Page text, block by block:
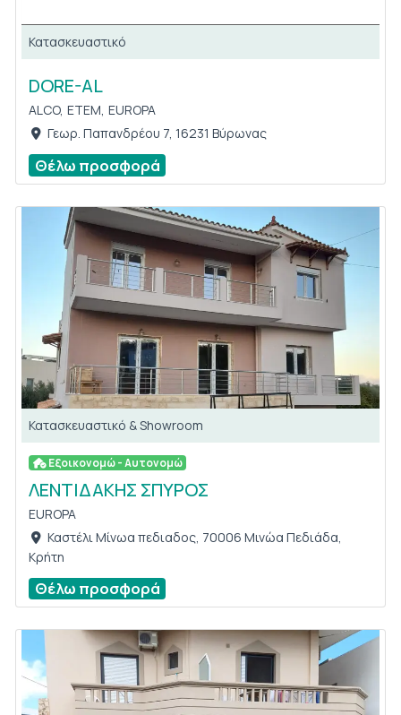
Κατασκευαστικό
DORE-AL
ALCO, ETEM, EUROPA
Γεωρ. Παπανδρέου 7, 16231 Βύρωνας
Θέλω προσφορά
Κατασκευαστικό & Showroom
Εξοικονομώ - Αυτονομώ
ΛΕΝΤΙΔΑΚΗΣ ΣΠΥΡΟΣ
EUROPA
Καστέλι Μίνωα πεδιαδος, 70006 Μινώα Πεδιάδα,
Kρήτη
Θέλω προσφορά